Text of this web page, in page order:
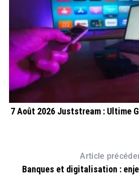
7 Août 2026 Juststream : Ultime
Article
Banques et digitalisation :